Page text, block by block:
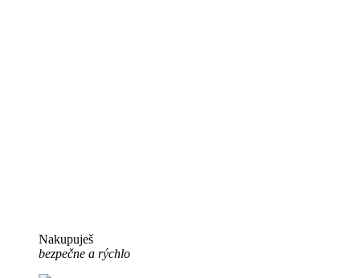
Nakupuješ
bezpečne a rýchlo